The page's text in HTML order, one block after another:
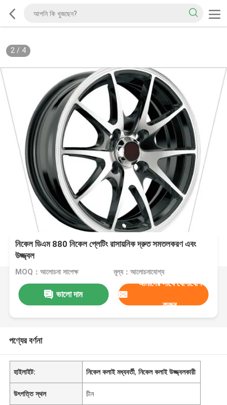
2/ 4
নিকেল ডিএম 880 নিকেল প্লেটিং রাসায়নিক দ্রুত সমতলকরণ এবং
উজ্জ্বল
MOQ：আলোচনা সাপেক্ষ মূল্য：আলোচনাযোগ্য
ভালো দাম
আমাদের সাথে যোগাযোগ
করুন
পণ্যের বর্ণনা
হাইলাইট: নিকেল কলাই মধ্যবর্তী,নিকেল কলাই উজ্জ্বলকারী
উৎপত্তি স্থল চীন